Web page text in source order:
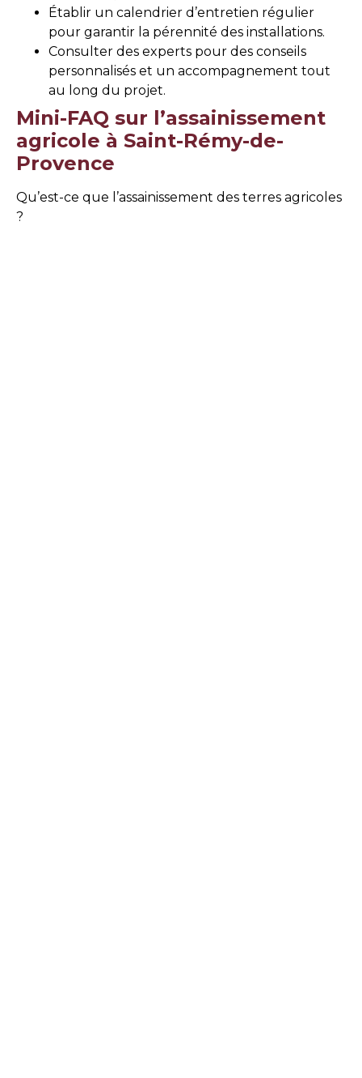
Établir un calendrier d’entretien régulier
pour garantir la pérennité des installations.
Consulter des experts pour des conseils
personnalisés et un accompagnement tout
au long du projet.
Mini-FAQ sur l’assainissement
agricole à Saint-Rémy-de-
Provence
Qu’est-ce que l’assainissement des terres agricoles
?